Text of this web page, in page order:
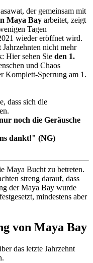
der gemeinsam mit
Maya Bay arbeitet, zeigt
Tagen
wieder eröffnet wird.
nicht mehr
Hier sehen Sie den 1.
und Chaos
Komplett-Sperrung am 1.
dass sich die
noch die Geräusche
dankt!" (NG)
Maya Bucht zu betreten.
streng darauf, dass
der Maya Bay wurde
mindestens aber
von Maya Bay
das letzte Jahrzehnt